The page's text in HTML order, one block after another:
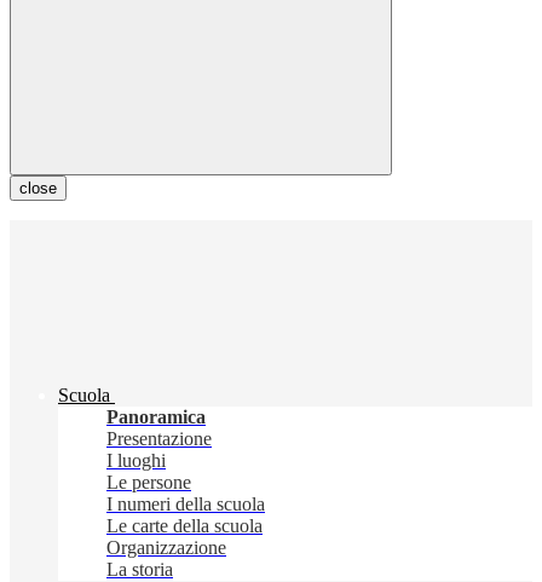
close
Scuola
Panoramica
Presentazione
I luoghi
Le persone
I numeri della scuola
Le carte della scuola
Organizzazione
La storia